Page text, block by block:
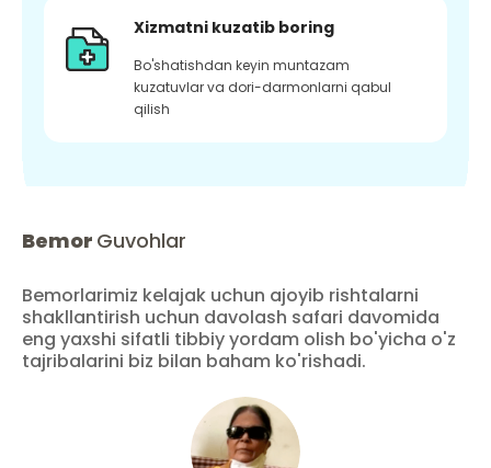
Xizmatni kuzatib boring
Bo'shatishdan keyin muntazam
kuzatuvlar va dori-darmonlarni qabul
qilish
Bemor Guvohlar
Bemorlarimiz kelajak uchun ajoyib rishtalarni
shakllantirish uchun davolash safari davomida
eng yaxshi sifatli tibbiy yordam olish bo'yicha o'z
tajribalarini biz bilan baham ko'rishadi.